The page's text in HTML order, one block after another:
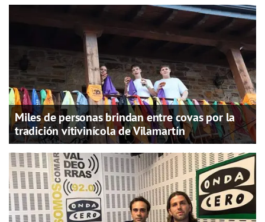
Miles de personas brindan entre covas por la
tradición vitivinícola de Vilamartín